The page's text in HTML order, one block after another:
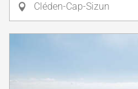
Cléden-Cap-Sizun